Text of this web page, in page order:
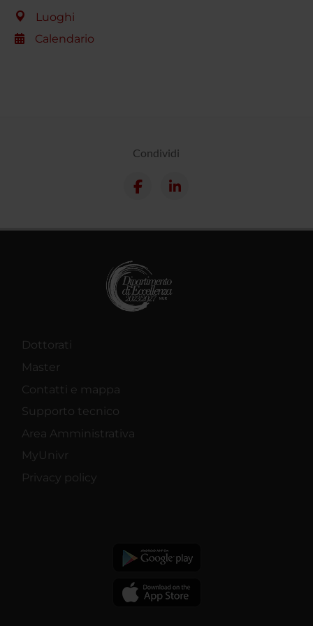
Luoghi
Calendario
Condividi
Dottorati
Master
Contatti e mappa
Supporto tecnico
Area Amministrativa
MyUnivr
Privacy policy